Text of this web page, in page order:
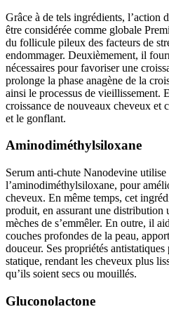
Grâce à de tels ingrédients,
être considérée comme globale
du follicule pileux des facteurs de
endommager. Deuxièmement, il
nécessaires pour favoriser une
prolonge la phase anagène de la
ainsi le processus de vieillissement.
croissance de nouveaux cheveux et
et le gonflant.
Aminodiméthylsiloxane
Serum anti-chute Nanodevine
l’aminodiméthylsiloxane, pour
cheveux. En même temps, cet
produit, en assurant une distribution
mèches de s’emmêler. En outre, il
couches profondes de la peau,
douceur. Ses propriétés
statique, rendant les cheveux plus
qu’ils soient secs ou mouillés.
Gluconolactone